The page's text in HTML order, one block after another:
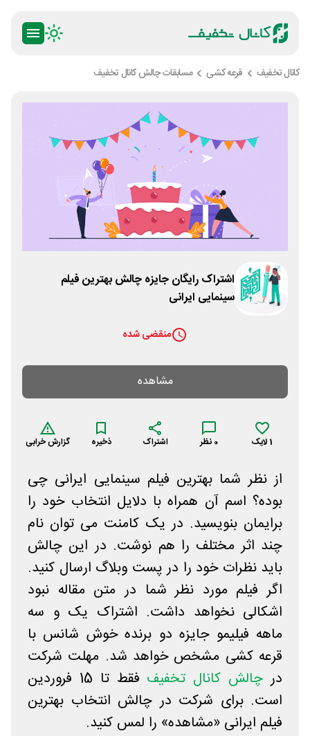
کانال تخفیف قرعه کشی مسابقات چالش کانال تخفیف
اشتراک رایگان جایزه چالش بهترین فیلم
سینمایی ایرانی
منقضی شده
مشاهده
1لایک 0 نظر اشتراک ذخیره گزارش خرابی
از نظر شما بهترین فیلم سینمایی ایرانی چی
بوده؟ اسم آن همراه با دلایل انتخاب خود را
برایمان بنویسید. در یک کامنت می توان نام
چند اثر مختلف را هم نوشت. در این چالش
باید نظرات خود را در پست وبلاگ ارسال کنید.
اگر فیلم مورد نظر شما در متن مقاله نبود
اشکالی نخواهد داشت. اشتراک یک و سه
ماهه فیلیمو جایزه دو برنده خوش شانس با
قرعه کشی مشخص خواهد شد. مهلت شرکت
در چالش کانال تخفیف
فقط تا 15 فروردین
است. برای شرکت در چالش انتخاب بهترین
فیلم ایرانی «مشاهده» را لمس کنید.